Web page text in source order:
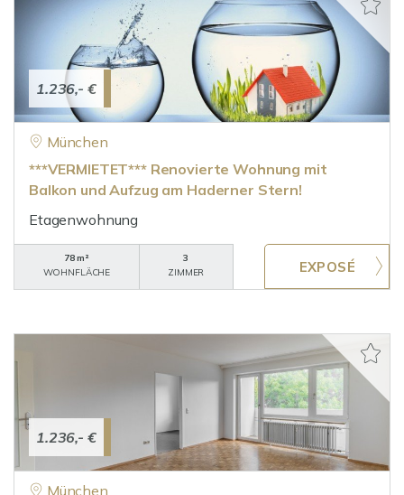
1.236,- €
München
***VERMIETET*** Renovierte Wohnung mit
Balkon und Aufzug am Haderner Stern!
Etagenwohnung
78 m²
WOHNFLÄCHE
3
ZIMMER
1.236,- €
München